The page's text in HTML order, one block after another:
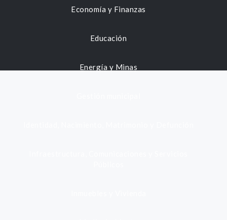
Economía y Finanzas
Educación
Energía y Minas